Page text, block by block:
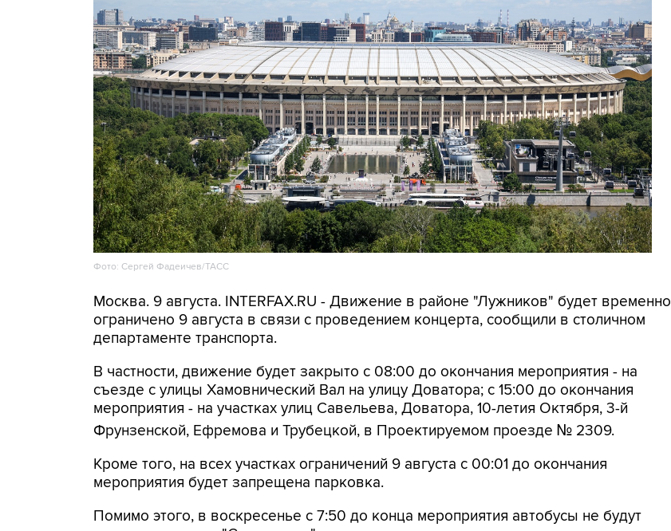
Фото: Сергей Фадеичев/ТАСС
Москва. 9 августа. INTERFAX.RU - Движение в районе "Лужников" будет временно
ограничено 9 августа в связи с проведением концерта, сообщили в столичном
департаменте транспорта.
В частности, движение будет закрыто с 08:00 до окончания мероприятия - на
съезде с улицы Хамовнический Вал на улицу Доватора; с 15:00 до окончания
мероприятия - на участках улиц Савельева, Доватора, 10-летия Октября, 3-й
Фрунзенской, Ефремова и Трубецкой, в Проектируемом проезде № 2309.
Кроме того, на всех участках ограничений 9 августа с 00:01 до окончания
мероприятия будет запрещена парковка.
Помимо этого, в воскресенье с 7:50 до конца мероприятия автобусы не будут